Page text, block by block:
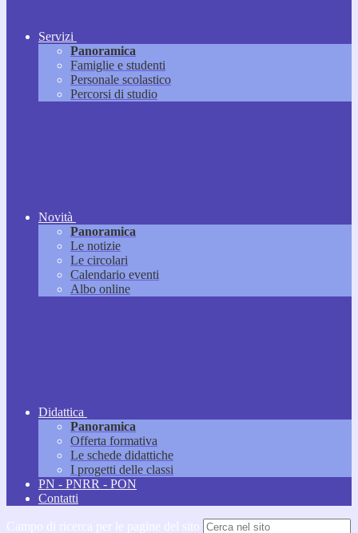
Servizi
Panoramica
Famiglie e studenti
Personale scolastico
Percorsi di studio
Novità
Panoramica
Le notizie
Le circolari
Calendario eventi
Albo online
Didattica
Panoramica
Offerta formativa
Le schede didattiche
I progetti delle classi
PN - PNRR - PON
Contatti